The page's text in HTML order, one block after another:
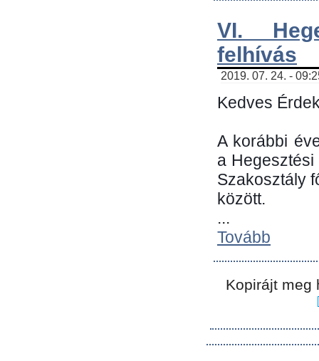
VI.
felhívás
2019. 07. 24. -
Kedves
A korábbi
a
Szakosztály
között.
...
Tovább
Kopirájt meg